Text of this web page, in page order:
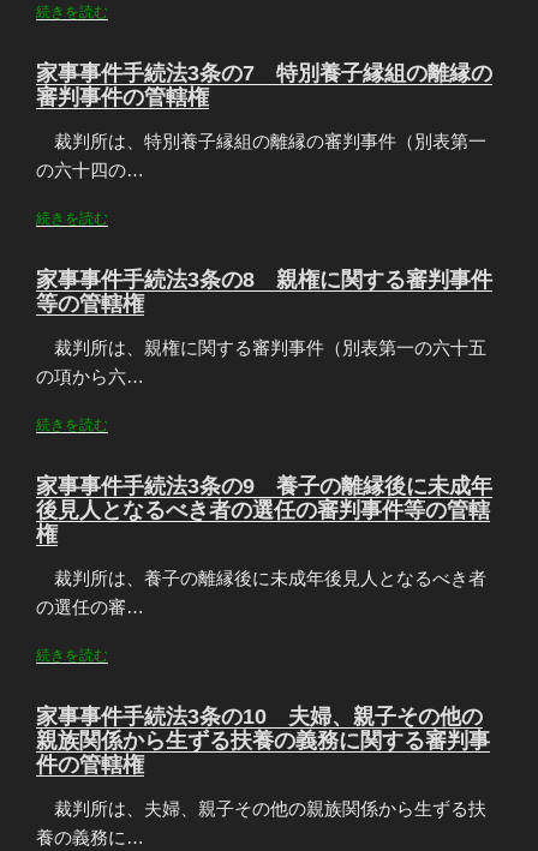
続きを読む
家事事件手続法3条の7 特別養子縁組の離縁の
審判事件の管轄権
裁判所は、特別養子縁組の離縁の審判事件（別表第一
の六十四の…
続きを読む
家事事件手続法3条の8 親権に関する審判事件
等の管轄権
裁判所は、親権に関する審判事件（別表第一の六十五
の項から六…
続きを読む
家事事件手続法3条の9 養子の離縁後に未成年
後見人となるべき者の選任の審判事件等の管轄
権
裁判所は、養子の離縁後に未成年後見人となるべき者
の選任の審…
続きを読む
家事事件手続法3条の10 夫婦、親子その他の
親族関係から生ずる扶養の義務に関する審判事
件の管轄権
裁判所は、夫婦、親子その他の親族関係から生ずる扶
養の義務に…